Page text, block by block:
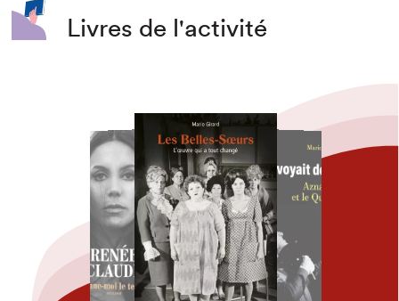
Livres de l'activité